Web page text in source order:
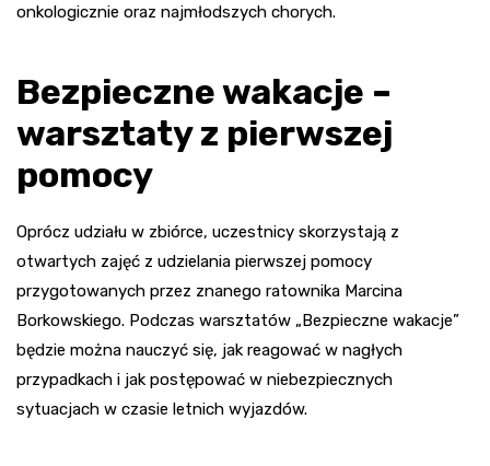
onkologicznie oraz najmłodszych chorych.
Bezpieczne wakacje –
warsztaty z pierwszej
pomocy
Oprócz udziału w zbiórce, uczestnicy skorzystają z
otwartych zajęć z udzielania pierwszej pomocy
przygotowanych przez znanego ratownika Marcina
Borkowskiego. Podczas warsztatów „Bezpieczne wakacje”
będzie można nauczyć się, jak reagować w nagłych
przypadkach i jak postępować w niebezpiecznych
sytuacjach w czasie letnich wyjazdów.